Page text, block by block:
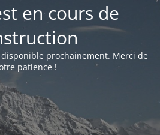
en cours de
prochainement. Merci de
patience !